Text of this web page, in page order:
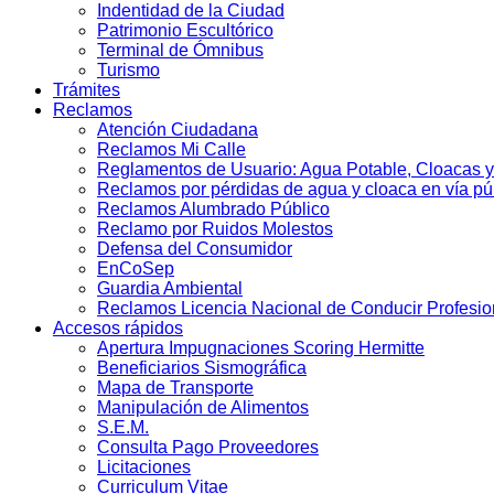
Indentidad de la Ciudad
Patrimonio Escultórico
Terminal de Ómnibus
Turismo
Trámites
Reclamos
Atención Ciudadana
Reclamos Mi Calle
Reglamentos de Usuario: Agua Potable, Cloacas
Reclamos por pérdidas de agua y cloaca en vía
Reclamos Alumbrado Público
Reclamo por Ruidos Molestos
Defensa del Consumidor
EnCoSep
Guardia Ambiental
Reclamos Licencia Nacional de Conducir
Accesos rápidos
Apertura Impugnaciones Scoring Hermitte
Beneficiarios Sismográfica
Mapa de Transporte
Manipulación de Alimentos
S.E.M.
Consulta Pago Proveedores
Licitaciones
Curriculum Vitae